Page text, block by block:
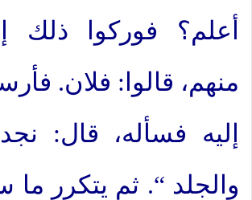
أعلم؟ فوركوا ذلك
منهم، قالوا: فلان.
إليه فسأله، قال:
والجلد “. ثم يتكرر